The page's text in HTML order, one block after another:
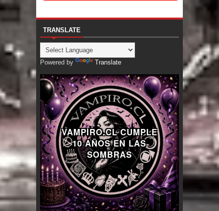
TRANSLATE
Powered by Translate
VAMPIRO.CL CUMPLE
10 AÑOS EN LAS
SOMBRAS